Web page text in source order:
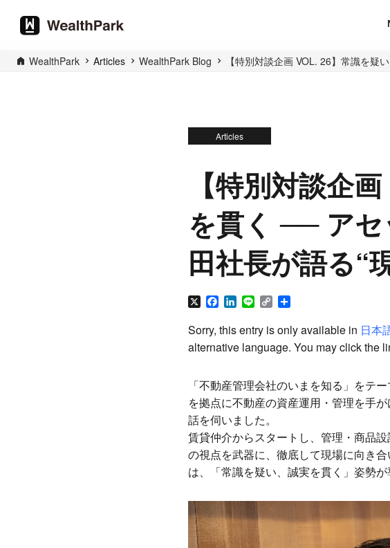
WealthPark Articles WealthPark Blog 【特別対談企画 VOL. 26】常識を疑
Articles
【特別対談企
を貫く ── ア
田社長が語る“
X Facebook
LinkedIn
Line Copy
Sorry, this entry is only available in 日本
alternative language. You may click the
「不動産管理会社のいまを知る」をテ
を拠点に不動産の資産運用・管理を手
話を伺いました。
賃貸仲介からスタートし、管理・商品
の視点を武器に、徹底して現場に向き
は、「常識を疑い、誠実を貫く」姿勢